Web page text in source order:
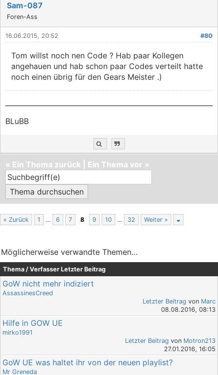
Sam-087
Foren-Ass
#80
16.06.2015, 20:52
Tom willst noch nen Code ? Hab paar Kollegen
angehauen und hab schon paar Codes verteilt hatte
noch einen übrig für den Gears Meister .)
BLuBB
« Ein Thema zurück Ein Thema vor »
« Zurück 1 … 6 7 8 9 10 … 32 Weiter »
Möglicherweise verwandte Themen…
Thema / Verfasser Letzter Beitrag
GoW nicht mehr indiziert
AssassinesCreed
Letzter Beitrag von Marc
08.08.2016, 08:13
Hilfe in GOW UE
mirko1991
Letzter Beitrag von Motron213
27.01.2016, 16:05
GoW UE was haltet ihr von der neuen playlist?
Mr Greneda